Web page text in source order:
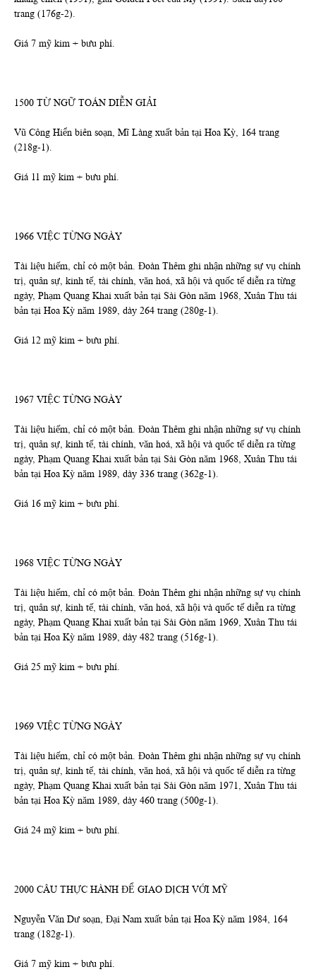
trang (176g-2).
Giá 7 mỹ kim + bưu phí.
1500 TỪ NGỮ TOÁN DIỄN GIẢI
Vũ Công Hiển biên soạn, Mĩ Làng xuất bản tại Hoa Kỳ, 164 trang
(218g-1).
Giá 11 mỹ kim + bưu phí.
1966 VIỆC TỪNG NGÀY
Tài liệu hiếm, chỉ có một bản. Đoàn Thêm ghi nhận những sự vụ chính
trị, quân sự, kinh tế, tài chính, văn hoá, xã hội và quốc tế diễn ra từng
ngày, Phạm Quang Khai xuất bản tại Sài Gòn năm 1968, Xuân Thu tái
bản tại Hoa Kỳ năm 1989, dày 264 trang (280g-1).
Giá 12 mỹ kim + bưu phí.
1967 VIỆC TỪNG NGÀY
Tài liệu hiếm, chỉ có một bản. Đoàn Thêm ghi nhận những sự vụ chính
trị, quân sự, kinh tế, tài chính, văn hoá, xã hội và quốc tế diễn ra từng
ngày, Phạm Quang Khai xuất bản tại Sài Gòn năm 1968, Xuân Thu tái
bản tại Hoa Kỳ năm 1989, dày 336 trang (362g-1).
Giá 16 mỹ kim + bưu phí.
1968 VIỆC TỪNG NGÀY
Tài liệu hiếm, chỉ có một bản. Đoàn Thêm ghi nhận những sự vụ chính
trị, quân sự, kinh tế, tài chính, văn hoá, xã hội và quốc tế diễn ra từng
ngày, Phạm Quang Khai xuất bản tại Sài Gòn năm 1969, Xuân Thu tái
bản tại Hoa Kỳ năm 1989, dày 482 trang (516g-1).
Giá 25 mỹ kim + bưu phí.
1969 VIỆC TỪNG NGÀY
Tài liệu hiếm, chỉ có một bản. Đoàn Thêm ghi nhận những sự vụ chính
trị, quân sự, kinh tế, tài chính, văn hoá, xã hội và quốc tế diễn ra từng
ngày, Phạm Quang Khai xuất bản tại Sài Gòn năm 1971, Xuân Thu tái
bản tại Hoa Kỳ năm 1989, dày 460 trang (500g-1).
Giá 24 mỹ kim + bưu phí.
2000 CÂU THỰC HÀNH ĐỂ GIAO DỊCH VỚI MỸ
Nguyễn Văn Dư soạn, Đại Nam xuất bản tại Hoa Kỳ năm 1984, 164
trang (182g-1).
Giá 7 mỹ kim + bưu phí.